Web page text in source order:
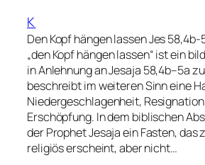
K
Den Kopf hängen lassen Jes
„den Kopf hängen lassen“ ist ein
in Anlehnung an Jesaja 58,4b–5a
beschreibt im weiteren Sinn eine
Niedergeschlagenheit,
Erschöpfung. In dem biblischen
der Prophet Jesaja ein Fasten, das
religiös erscheint, aber nicht…